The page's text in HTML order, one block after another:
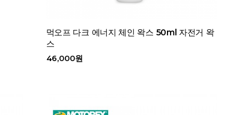
먹오프 다크 에너지 체인 왁스 50ml 자전거 왁
스
46,000원